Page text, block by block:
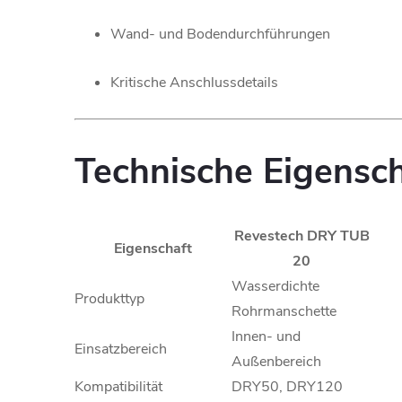
Wand- und Bodendurchführungen
Kritische Anschlussdetails
Technische
Eigenschaft
Revestech DRY TUB
20
Produkttyp
Wasserdichte
Rohrmanschette
Einsatzbereich
Innen- und
Außenbereich
Kompatibilität
DRY50, DRY120